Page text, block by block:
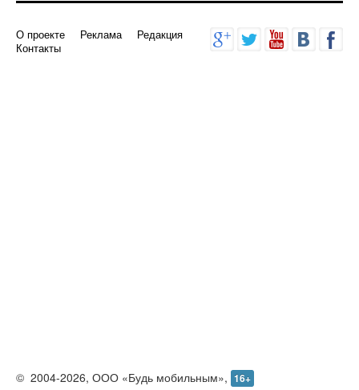
О проекте Реклама
Редакция
Контакты
© 2004-2026, ООО «Будь мобильным», 16+